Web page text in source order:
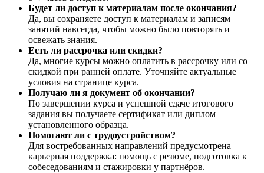
Будет ли доступ к материалам после окончания?
Да, вы сохраняете доступ к материалам и записям
занятий навсегда, чтобы можно было повторять и
освежать знания.
Есть ли рассрочка или скидки?
Да, многие курсы можно оплатить в рассрочку или со
скидкой при ранней оплате. Уточняйте актуальные
условия на странице курса.
Получаю ли я документ об окончании?
По завершении курса и успешной сдаче итогового
задания вы получаете сертификат или диплом
установленного образца.
Помогают ли с трудоустройством?
Для востребованных направлений предусмотрена
карьерная поддержка: помощь с резюме, подготовка к
собеседованиям и стажировки у партнёров.